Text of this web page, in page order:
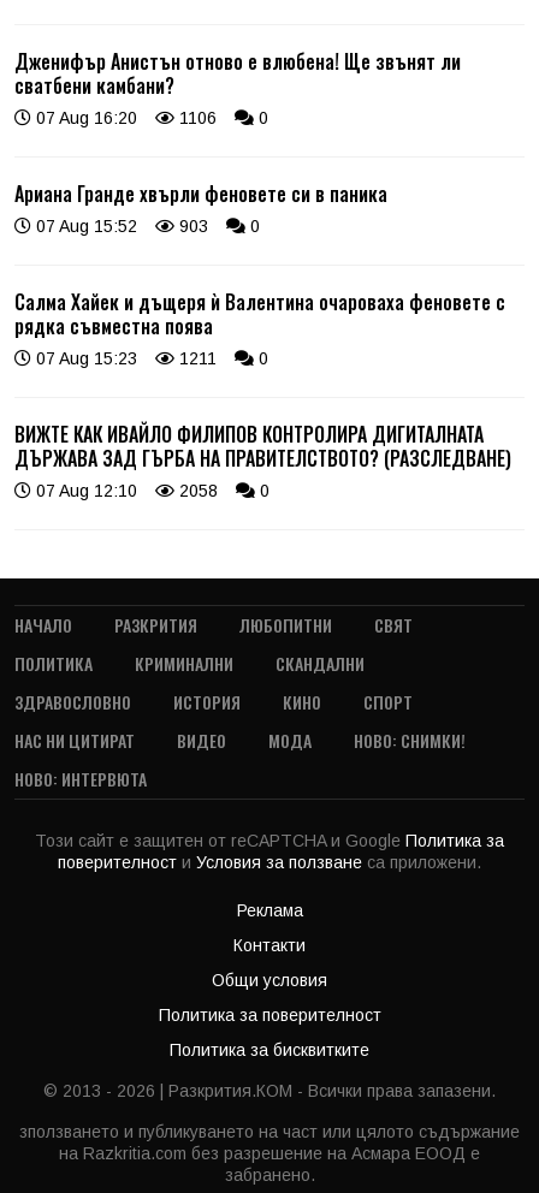
Дженифър Анистън отново е влюбена! Ще звънят ли
сватбени камбани?
07 Aug 16:20 1106 0
Ариана Гранде хвърли феновете си в паника
07 Aug 15:52 903 0
Салма Хайек и дъщеря ѝ Валентина очароваха феновете с
рядка съвместна поява
07 Aug 15:23 1211 0
ВИЖТЕ КАК ИВАЙЛО ФИЛИПОВ КОНТРОЛИРА ДИГИТАЛНАТА
ДЪРЖАВА ЗАД ГЪРБА НА ПРАВИТЕЛСТВОТО? (РАЗСЛЕДВАНЕ)
07 Aug 12:10 2058 0
НАЧАЛО РАЗКРИТИЯ ЛЮБОПИТНИ
СВЯТ
ПОЛИТИКА
КРИМИНАЛНИ
СКАНДАЛНИ
ЗДРАВОСЛОВНО
ИСТОРИЯ КИНО
СПОРТ
НАС НИ ЦИТИРАТ
ВИДЕО МОДА
НОВО: СНИМКИ!
НОВО: ИНТЕРВЮТА
Този сайт е защитен от reCAPTCHA и Google Политика за
поверителност и Условия за ползване са приложени.
Реклама
Контакти
Общи условия
Политика за поверителност
Политика за бисквитките
© 2013 - 2026 | Разкрития.КОМ - Всички права запазени.
зползването и публикуването на част или цялото съдържание
на Razkritia.com без разрешение на Асмара ЕООД е
забранено.